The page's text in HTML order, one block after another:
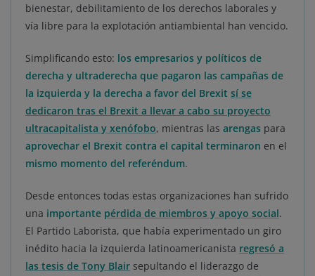
bienestar, debilitamiento de los derechos laborales y
vía libre para la explotación antiambiental han vencido.
Simplificando esto: los empresarios y políticos de
derecha y ultraderecha que pagaron las campañas de
la izquierda y la derecha a favor del Brexit sí se
dedicaron tras el Brexit a llevar a cabo su proyecto
ultracapitalista y xenófobo, mientras las arengas para
aprovechar el Brexit contra el capital terminaron en el
mismo momento del referéndum.
Desde entonces todas estas organizaciones han sufrido
una importante pérdida de miembros y apoyo social.
El Partido Laborista, que había experimentado un giro
inédito hacia la izquierda latinoamericanista regresó a
las tesis de Tony Blair sepultando el liderazgo de